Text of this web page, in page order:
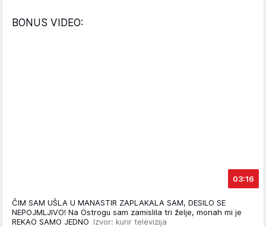
BONUS VIDEO:
03:16
ČIM SAM UŠLA U MANASTIR ZAPLAKALA SAM, DESILO SE
NEPOJMLJIVO! Na Ostrogu sam zamislila tri želje, monah mi je
REKAO SAMO JEDNO Izvor: kurir televizija